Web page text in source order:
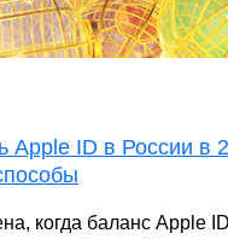
Apple ID в России в
когда баланс Apple ID